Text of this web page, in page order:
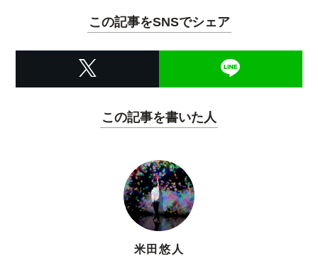
この記事をSNSでシェア
この記事を書いた人
米田悠人